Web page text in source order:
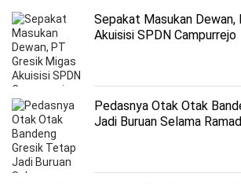
Sepakat Masukan Dewan,
Akuisisi SPDN Campurrejo
Pedasnya Otak Otak
Jadi Buruan Selama